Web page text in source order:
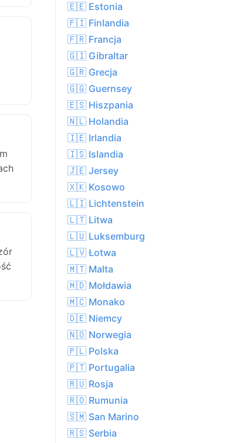
🇪🇪 Estonia
🇫🇮 Finlandia
🇫🇷 Francja
🇬🇮 Gibraltar
🇬🇷 Grecja
🇬🇬 Guernsey
🇪🇸 Hiszpania
🇳🇱 Holandia
🇮🇪 Irlandia
🇮🇸 Islandia
🇯🇪 Jersey
🇽🇰 Kosowo
🇱🇮 Lichtenstein
🇱🇹 Litwa
🇱🇺 Luksemburg
🇱🇻 Łotwa
🇲🇹 Malta
🇲🇩 Mołdawia
🇲🇨 Monako
🇩🇪 Niemcy
🇳🇴 Norwegia
🇵🇱 Polska
🇵🇹 Portugalia
🇷🇺 Rosja
🇷🇴 Rumunia
🇸🇲 San Marino
🇷🇸 Serbia